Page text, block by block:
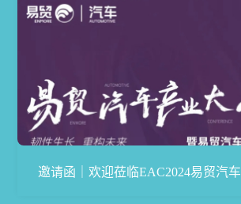
邀请函｜欢迎莅临EAC2024易贸汽